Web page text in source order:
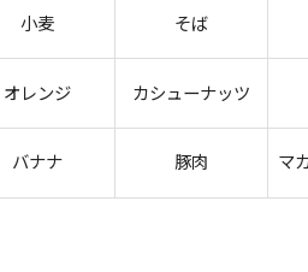
小麦 そば
オレンジ カシューナッツ
バナナ 豚肉 マ